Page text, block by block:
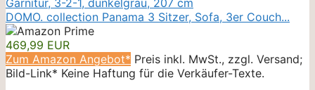
DOMO. collection Panama 3 Sitzer, Sofa, 3er Couch...
469,99 EUR
Zum Amazon Angebot* Preis inkl. MwSt., zzgl. Versand;
Bild-Link* Keine Haftung für die Verkäufer-Texte.